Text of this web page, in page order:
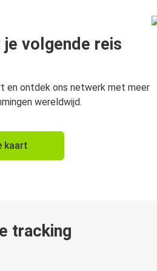
je volgende reis
en ontdek ons netwerk met meer
wereldwijd.
kaart
tracking